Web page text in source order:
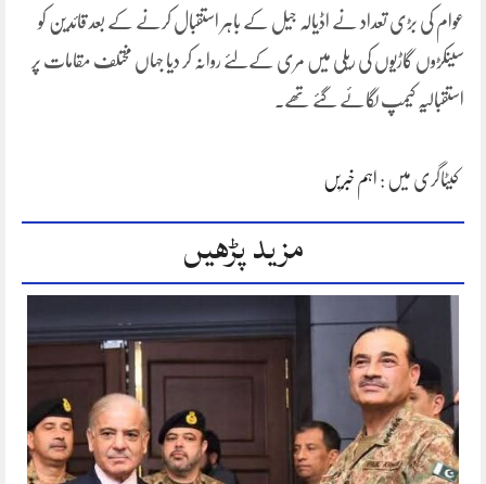
عوام کی بڑی تعداد نے اڈیالہ جیل کے باہر استقبال کرنے کے بعد قائدین کو
سینکڑوں گاڑیوں کی ریلی میں مری کےلئے روانہ کر دیا جہاں مختلف مقامات پر
استقبالیہ کیمپ لگائے گئے تھے۔
کیٹاگری میں : اہم خبریں
مزید پڑھیں